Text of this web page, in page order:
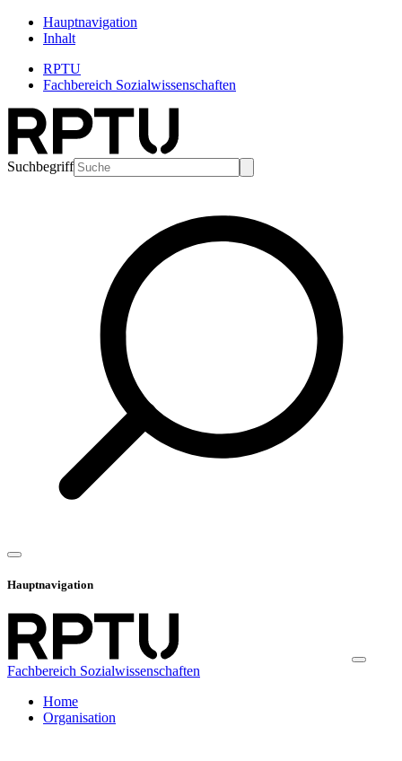
Hauptnavigation
Inhalt
RPTU
Fachbereich Sozialwissenschaften
Suchbegriff
Hauptnavigation
Fachbereich Sozialwissenschaften
Home
Organisation